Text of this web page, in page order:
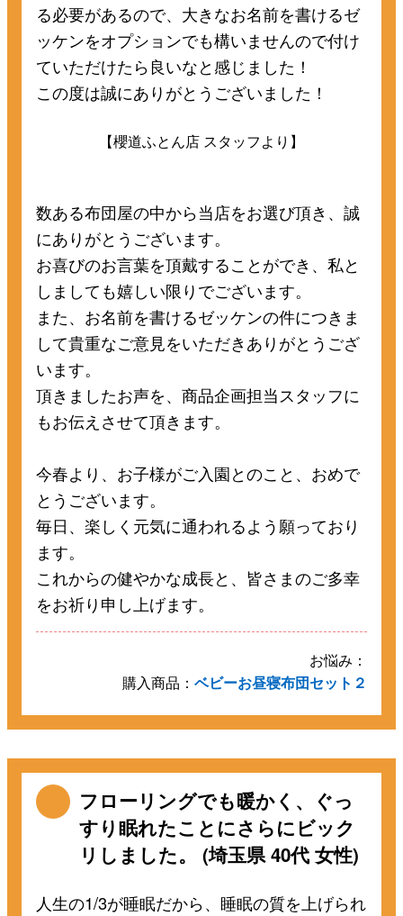
る必要があるので、大きなお名前を書けるゼ
ッケンをオプションでも構いませんので付け
ていただけたら良いなと感じました！
この度は誠にありがとうございました！
【櫻道ふとん店 スタッフより】
数ある布団屋の中から当店をお選び頂き、誠
にありがとうございます。
お喜びのお言葉を頂戴することができ、私と
しましても嬉しい限りでございます。
また、お名前を書けるゼッケンの件につきま
して貴重なご意見をいただきありがとうござ
います。
頂きましたお声を、商品企画担当スタッフに
もお伝えさせて頂きます。
今春より、お子様がご入園とのこと、おめで
とうございます。
毎日、楽しく元気に通われるよう願っており
ます。
これからの健やかな成長と、皆さまのご多幸
をお祈り申し上げます。
お悩み：
購入商品： ベビーお昼寝布団セット２
フローリングでも暖かく、ぐっ
すり眠れたことにさらにビック
リしました。 (埼玉県 40代 女性)
人生の1/3が睡眠だから、睡眠の質を上げられ